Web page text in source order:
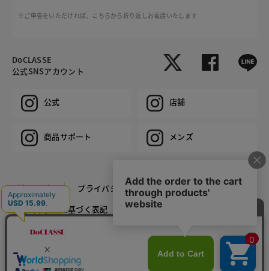
カラー・サイズを選択する
※ご申告をいただければ、こちらから折り返しお電話いたします
DoCLASSE
公式SNSアカウント
公式 店舗
商品サポート メンズ
ご利用規約
プライバシーポリシー
特定商取引法に基づく表記
推奨環境
COPYRIGHT © DoCLASSE ALL RIGHTS RESERVED.